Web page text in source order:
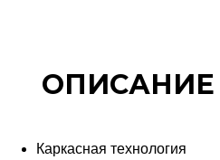
ОПИСАНИЕ
Каркасная технология